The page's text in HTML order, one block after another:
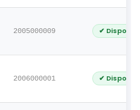
2005000009 ✔
2006000001 ✔